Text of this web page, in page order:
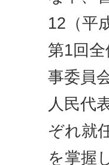
12（平
第1回
事委員
人民代
ぞれ就
を掌握